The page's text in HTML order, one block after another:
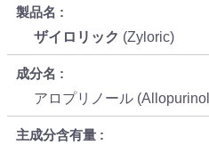
製品名
ザイロリック (Zyloric)
成分名
アロプリノール
主成分含有量